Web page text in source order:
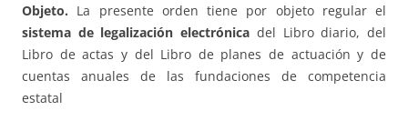
Objeto. La presente orden tiene por objeto regular el
sistema de legalización electrónica del Libro diario, del
Libro de actas y del Libro de planes de actuación y de
cuentas anuales de las fundaciones de competencia
estatal